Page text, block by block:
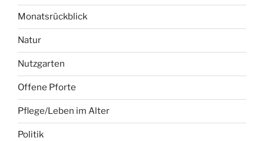
Monatsrückblick
Natur
Nutzgarten
Offene Pforte
Pflege/Leben im Alter
Politik